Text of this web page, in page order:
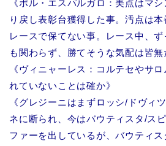
《ポル・エスパルガロ：美点はマ
り戻し表彰台獲得した事。汚点は
レースで保てない事。レース中、
も関わらず、勝てそうな気配は皆無
《ヴィニャーレス：コルテセやサ
れていないことは確か》
《グレジーニはまずロッシ/ドヴィ
ネに断られ、今はバウティスタ/ス
ファーを出しているが、バウティ